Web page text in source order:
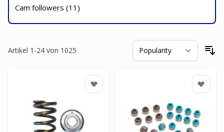
Cam followers (11 )
Artikel 1 -24 von 1025